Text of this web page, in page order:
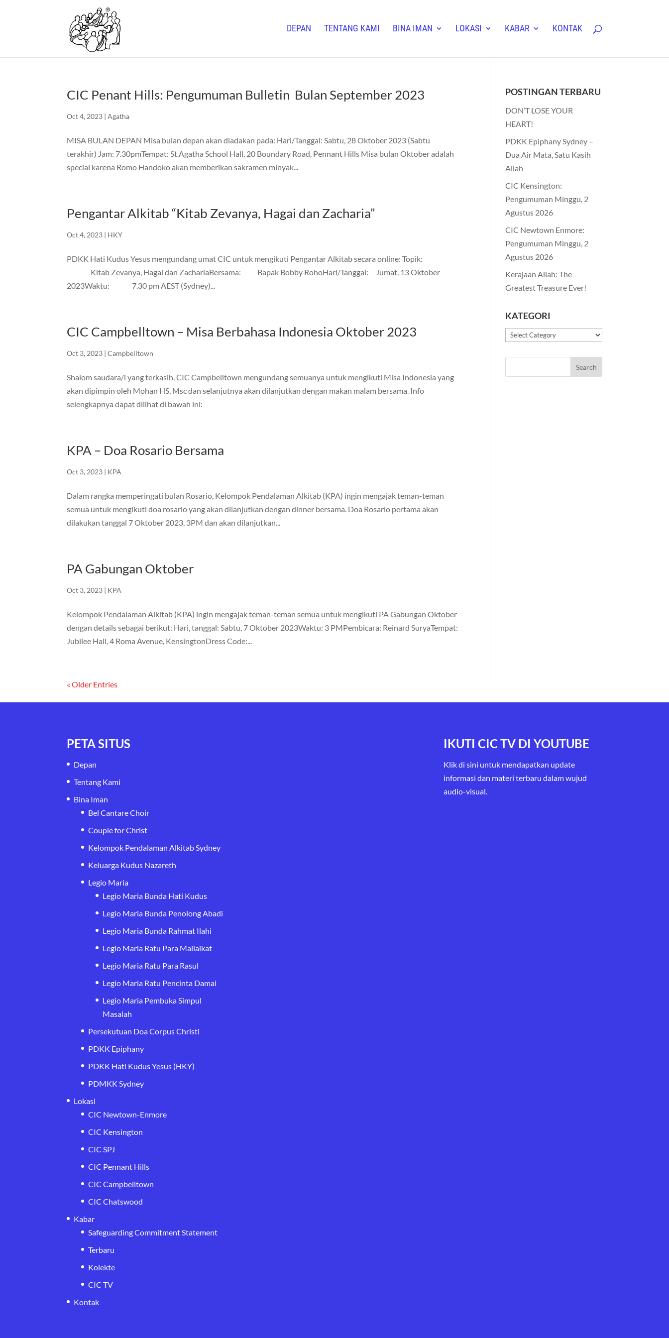
DEPAN TENTANG KAMI BINA IMAN LOKASI KABAR KONTAK
CIC Penant Hills: Pengumuman Bulletin Bulan September 2023
Oct 4, 2023 |Agatha
MISA BULAN DEPAN Misa bulan depan akan diadakan pada: Hari/Tanggal: Sabtu, 28 Oktober 2023 (Sabtu
terakhir) Jam: 7.30pmTempat: St.Agatha School Hall, 20 Boundary Road, Pennant Hills Misa bulan Oktober adalah
special karena Romo Handoko akan memberikan sakramen minyak...
Pengantar Alkitab “Kitab Zevanya, Hagai dan Zacharia”
Oct 4, 2023 | HKY
PDKK Hati Kudus Yesus mengundang umat CIC untuk mengikuti Pengantar Alkitab secara online: Topik:
Kitab Zevanya, Hagai dan ZachariaBersama: Bapak Bobby RohoHari/Tanggal: Jumat, 13 Oktober
2023Waktu: 7.30 pm AEST (Sydney)...
CIC Campbelltown – Misa Berbahasa Indonesia Oktober 2023
Oct 3, 2023 |Campbelltown
Shalom saudara/i yang terkasih, CIC Campbelltown mengundang semuanya untuk mengikuti Misa Indonesia yang
akan dipimpin oleh Mohan HS, Msc dan selanjutnya akan dilanjutkan dengan makan malam bersama. Info
selengkapnya dapat dilihat di bawah ini:
KPA – Doa Rosario Bersama
Oct 3, 2023 | KPA
Dalam rangka memperingati bulan Rosario, Kelompok Pendalaman Alkitab (KPA) ingin mengajak teman-teman
semua untuk mengikuti doa rosario yang akan dilanjutkan dengan dinner bersama. Doa Rosario pertama akan
dilakukan tanggal 7 Oktober 2023, 3PM dan akan dilanjutkan...
PA Gabungan Oktober
Oct 3, 2023 | KPA
Kelompok Pendalaman Alkitab (KPA) ingin mengajak teman-teman semua untuk mengikuti PA Gabungan Oktober
dengan details sebagai berikut: Hari, tanggal: Sabtu, 7 Oktober 2023Waktu: 3 PMPembicara: Reinard SuryaTempat:
Jubilee Hall, 4 Roma Avenue, KensingtonDress Code:...
« Older Entries
POSTINGAN TERBARU
DON’T LOSE YOUR
HEART!
PDKK Epiphany Sydney –
Dua Air Mata, Satu Kasih
Allah
CIC Kensington:
Pengumuman Minggu, 2
Agustus 2026
CIC Newtown Enmore:
Pengumuman Minggu, 2
Agustus 2026
Kerajaan Allah: The
Greatest Treasure Ever!
KATEGORI
Kategori
PETA SITUS
Depan
Tentang Kami
Bina Iman
Bel Cantare Choir
Couple for Christ
Kelompok Pendalaman Alkitab Sydney
Keluarga Kudus Nazareth
Legio Maria
Legio Maria Bunda Hati Kudus
Legio Maria Bunda Penolong Abadi
Legio Maria Bunda Rahmat Ilahi
Legio Maria Ratu Para Mailaikat
Legio Maria Ratu Para Rasul
Legio Maria Ratu Pencinta Damai
Legio Maria Pembuka Simpul
Masalah
Persekutuan Doa Corpus Christi
PDKK Epiphany
PDKK Hati Kudus Yesus (HKY)
PDMKK Sydney
Lokasi
CIC Newtown-Enmore
CIC Kensington
CIC SPJ
CIC Pennant Hills
CIC Campbelltown
CIC Chatswood
Kabar
Safeguarding Commitment Statement
Terbaru
Kolekte
CIC TV
Kontak
IKUTI CIC TV DI YOUTUBE
Klik di sini untuk mendapatkan update
informasi dan materi terbaru dalam wujud
audio-visual.